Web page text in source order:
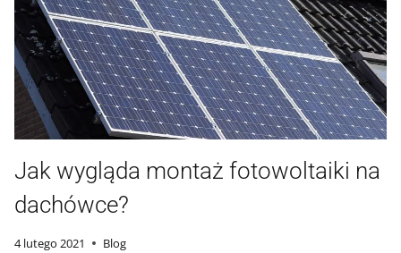
Jak wygląda montaż fotowoltaiki na
dachówce?
4 lutego 2021 Blog